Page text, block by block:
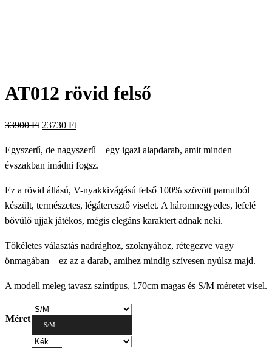
AT012 rövid felső
33900Ft Original
was:
33900 Ft.
23730 FtCurrent
is:
23730 Ft.
Egyszerű, de nagyszerű – egy igazi alapdarab, amit minden
évszakban imádni fogsz.
Ez a rövid állású, V-nyakkivágású felső 100% szövött pamutból
készült, természetes, légáteresztő viselet. A háromnegyedes, lefelé
bővülő ujjak játékos, mégis elegáns karaktert adnak neki.
Tökéletes választás nadrághoz, szoknyához, rétegezve vagy
önmagában – ez az a darab, amihez mindig szívesen nyúlsz majd.
A modell meleg tavasz színtípus, 170cm magas és S/M méretet visel.
Méret
S/M